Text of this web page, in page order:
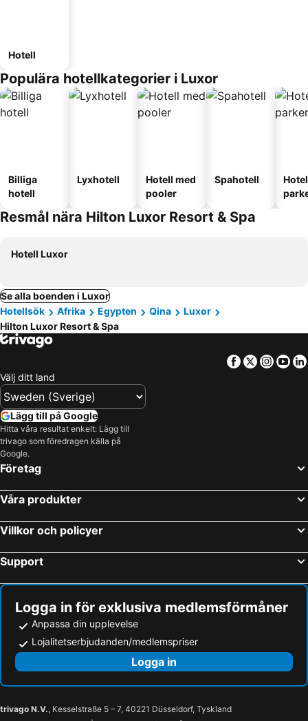
Hotell
Populära hotellkategorier i Luxor
Billiga
hotell
Lyxhotell
Hotell med
pooler
Spahotell
Resmål nära Hilton Luxor Resort & Spa
Hotell Luxor
Se alla boenden i Luxor
Hotellsök
Afrika Egypten Qina
Luxor
Hilton Luxor Resort & Spa
Facebook
Twitter
Välj ditt land
Lägg till på Google
Hitta våra resultat enkelt: Lägg till
trivago som föredragen källa på
Google.
Företag
Våra produkter
Villkor och policyer
Support
Logga in för exklusiva medlemsförmåner
Anpassa din upplevelse
Lojalitetserbjudanden/medlemspriser
Logga in
trivago N.V., Kesselstraße 5 – 7, 40221 Düsseldorf, Tyskland